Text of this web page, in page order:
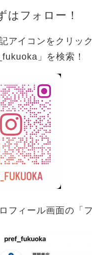
はフォロー！
記アイコンをクリッ
」を検索！
ロフィール画面の「